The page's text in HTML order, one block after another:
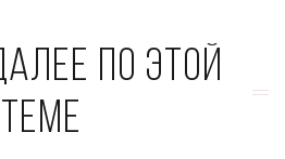
по этой
теме